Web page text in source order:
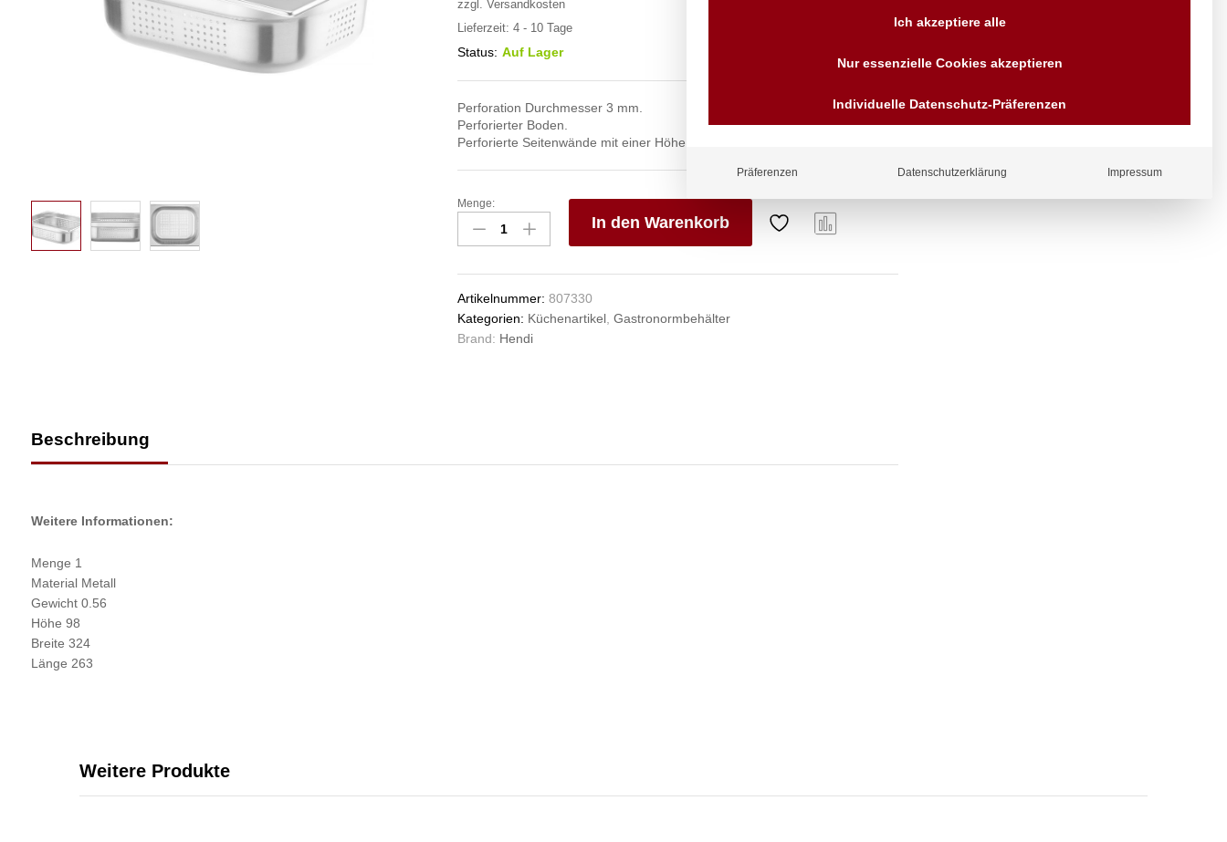
zzgl. Versandkosten
Lieferzeit: 4 - 10 Tage
Status: Auf Lager
Perforation Durchmesser 3 mm.
Perforierter Boden.
Perforierte Seitenwände mit einer Höhe von 100 mm oder höher.
Behälter
GN
1/2
Kitchen
Line,
GN
Menge:
In den Warenkorb
Artikelnummer: 807330
Kategorien: Küchenartikel, Gastronormbehälter
Brand: Hendi
Beschreibung
Weitere Informationen:
Menge 1
Material Metall
Gewicht 0.56
Höhe 98
Breite 324
Länge 263
Anfragen
Wir sind seit über 40 Jahren
für Sie da
Vorrauskasse Paypal,
Kreditkarte, Direkt
Weitere Produkte
Ich akzeptiere alle
Nur essenzielle Cookies akzeptieren
Individuelle Datenschutz-Präferenzen
Präferenzen Datenschutzerklärung Impressum